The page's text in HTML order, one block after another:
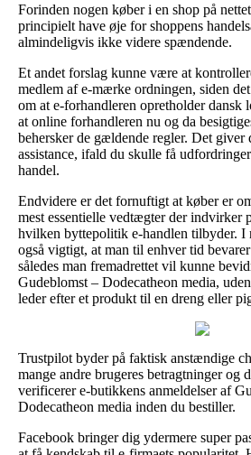
Forinden nogen køber i en shop på
principielt have øje for shoppens
almindeligvis ikke videre spændende.
Et andet forslag kunne være at
medlem af e-mærke ordningen, siden
om at e-forhandleren opretholder
at online forhandleren nu og da
behersker de gældende regler. Det giver
assistance, ifald du skulle få
handel.
Endvidere er det fornuftigt at køber er
mest essentielle vedtægter der indvirker
hvilken byttepolitik e-handlen tilbyder. I
også vigtigt, at man til enhver tid
således man fremadrettet vil kunne
Gudeblomst – Dodecatheon media,
leder efter et produkt til en dreng eller
Trustpilot byder på faktisk anstændige
mange andre brugeres betragtninger og
verificerer e-butikkens anmeldelser af
Dodecatheon media inden du bestiller.
Facebook bringer dig ydermere super